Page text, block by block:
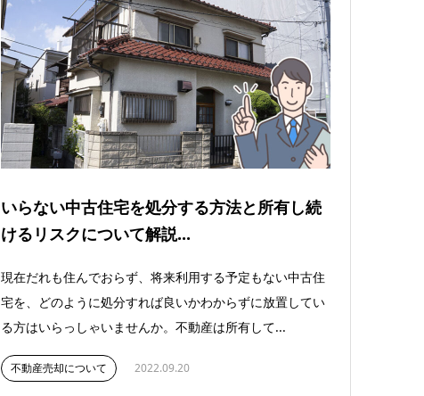
いらない中古住宅を処分する方法と所有し続
けるリスクについて解説...
現在だれも住んでおらず、将来利用する予定もない中古住
宅を、どのように処分すれば良いかわからずに放置してい
る方はいらっしゃいませんか。不動産は所有して...
不動産売却について 2022.09.20